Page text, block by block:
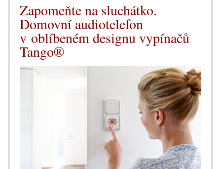
Zapomeňte na sluchátko.
Domovní audiotelefon
v oblíbeném designu vypínačů
Tango®